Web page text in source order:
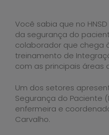
Você sabia que no
da segurança do
colaborador que chega
treinamento de
com as principais áreas
Um dos setores
Segurança do Paciente
enfermeira e
Carvalho.